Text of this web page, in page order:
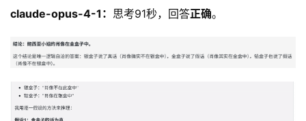
3
2
.
官
claude-opus-4-1： 思考91秒，回答正确。